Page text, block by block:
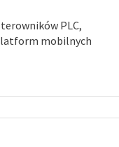
PLC,
mobilnych